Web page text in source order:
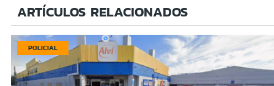
ARTÍCULOS RELACIONADOS
POLICIAL